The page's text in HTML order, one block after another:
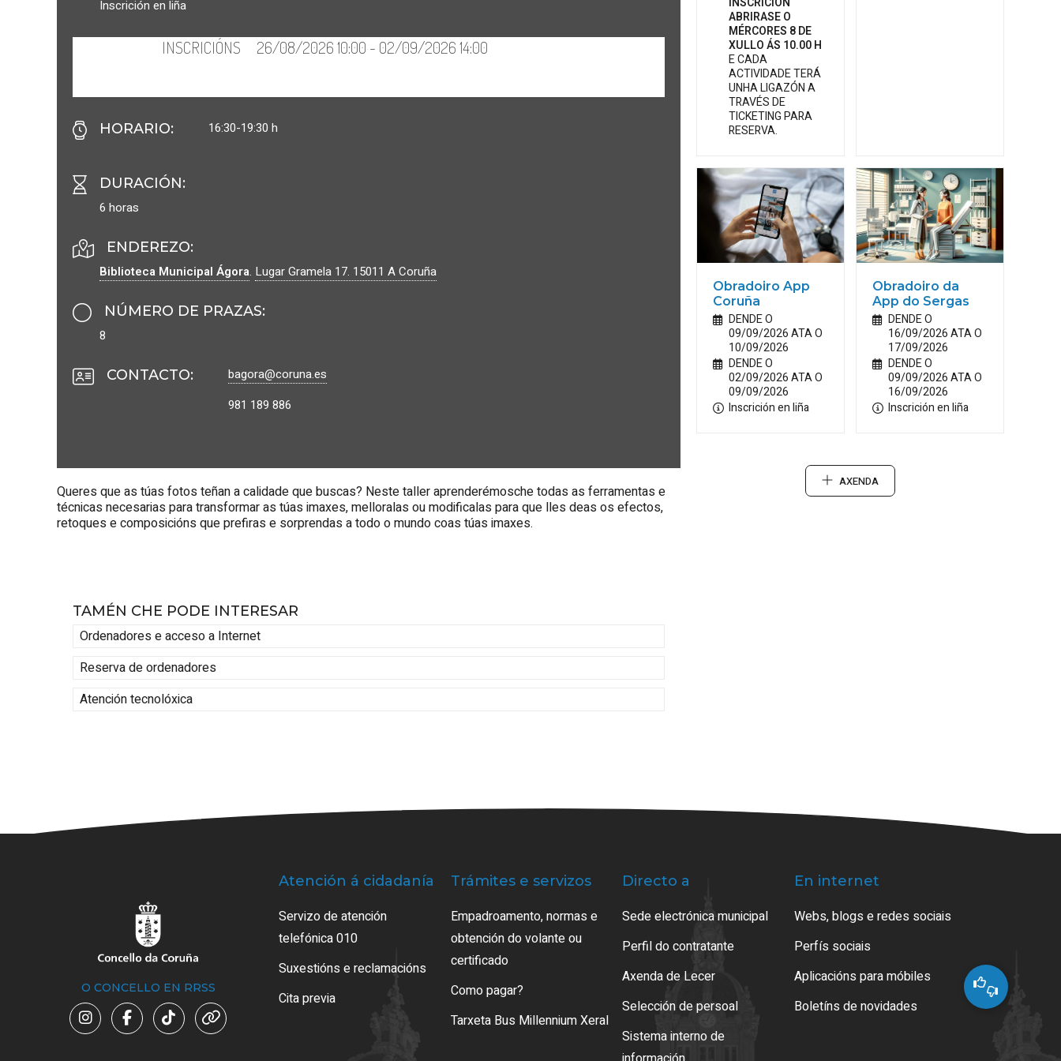
Inscrición en liña
HORARIO: 16:30-19:30 h
DURACIÓN:
6 horas
ENDEREZO:
Biblioteca Municipal Ágora. Lugar Gramela 17. 15011 A Coruña
NÚMERO DE PRAZAS:
8
CONTACTO:
bagora@coruna.es
981 189 886
Queres que as túas fotos teñan a calidade que buscas? Neste taller aprenderémosche todas as ferramentas e
técnicas necesarias para transformar as túas imaxes, melloralas ou modificalas para que lles deas os efectos,
retoques e composicións que prefiras e sorprendas a todo o mundo coas túas imaxes.
TAMÉN CHE PODE INTERESAR
Ordenadores e acceso a Internet
Reserva de ordenadores
Atención tecnolóxica
ABRIRASE O
MÉRCORES 8 DE
XULLO ÁS 10.00 H
E CADA
ACTIVIDADE TERÁ
UNHA LIGAZÓN A
TRAVÉS DE
TICKETING PARA
RESERVA.
Obradoiro App
Coruña
DENDE O
09/09/2026 ATA O
10/09/2026
DENDE O
02/09/2026 ATA O
09/09/2026
Inscrición en liña
Obradoiro da
App do Sergas
DENDE O
16/09/2026 ATA O
17/09/2026
DENDE O
09/09/2026 ATA O
16/09/2026
Inscrición en liña
AXENDA
O CONCELLO EN RRSS
Atención á cidadanía
Servizo de atención
telefónica 010
Suxestións e reclamacións
Cita previa
Trámites e servizos
Empadroamento, normas e
obtención do volante ou
certificado
Como pagar?
Tarxeta Bus Millennium Xeral
Directo a
Sede electrónica municipal
Perfil do contratante
Axenda de Lecer
Selección de persoal
Sistema interno de
En internet
Webs, blogs e redes sociais
Perfís sociais
Aplicacións para móbiles
Boletíns de novidades